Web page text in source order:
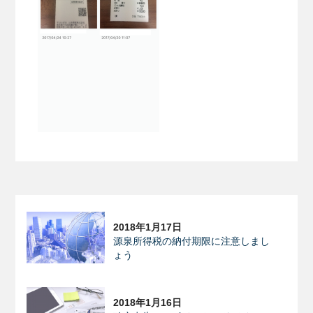
2018年1月17日
源泉所得税の納付期限に注意しまし
ょう
2018年1月16日